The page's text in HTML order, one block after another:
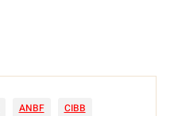
ANBF
CIBB